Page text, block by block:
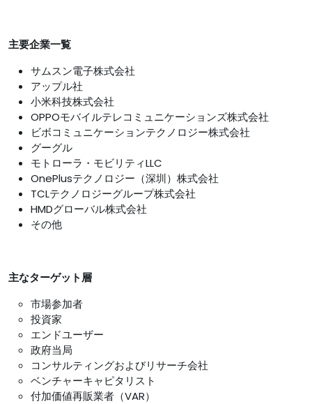
主要企業一覧
サムスン電子株式会社
アップル社
小米科技株式会社
OPPOモバイルテレコミュニケーションズ株式会社
ビボコミュニケーションテクノロジー株式会社
グーグル
モトローラ・モビリティLLC
OnePlusテクノロジー（深圳）株式会社
TCLテクノロジーグループ株式会社
HMDグローバル株式会社
その他
主なターゲット層
市場参加者
投資家
エンドユーザー
政府当局
コンサルティングおよびリサーチ会社
ベンチャーキャピタリスト
付加価値再販業者（VAR）